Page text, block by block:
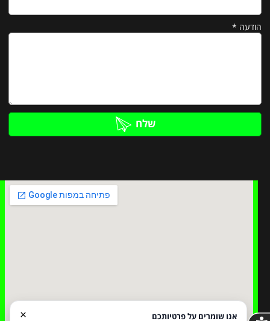
הודעה *
שלח
× אנו שומרים על פרטיותכם